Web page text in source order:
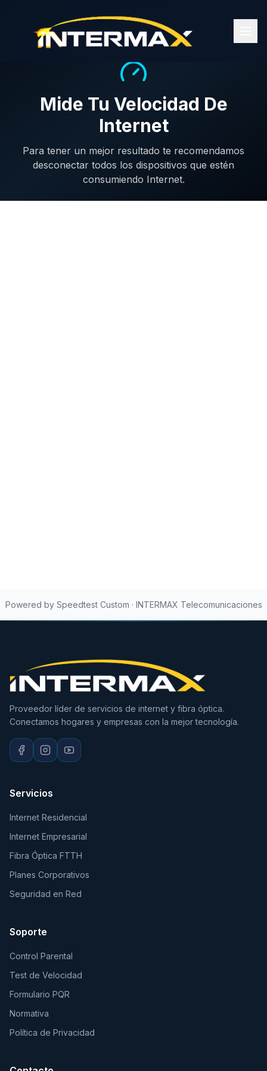
Mide Tu Velocidad De
Internet
Para tener un mejor resultado te recomendamos
desconectar todos los dispositivos que estén
consumiendo Internet.
Powered by Speedtest Custom · INTERMAX Telecomunicaciones
Proveedor líder de servicios de internet y fibra óptica.
Conectamos hogares y empresas con la mejor tecnología.
Servicios
Internet Residencial
Internet Empresarial
Fibra Óptica FTTH
Planes Corporativos
Seguridad en Red
Soporte
Control Parental
Test de Velocidad
Formulario PQR
Normativa
Política de Privacidad